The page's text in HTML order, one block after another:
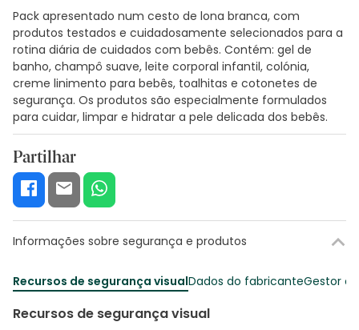
Pack apresentado num cesto de lona branca, com
produtos testados e cuidadosamente selecionados para a
rotina diária de cuidados com bebês. Contém: gel de
banho, champô suave, leite corporal infantil, colónia,
creme linimento para bebês, toalhitas e cotonetes de
segurança. Os produtos são especialmente formulados
para cuidar, limpar e hidratar a pele delicada dos bebês.
Partilhar
Informações sobre segurança e produtos
Recursos de segurança visualDados do fabricanteGestor
Recursos de segurança visual